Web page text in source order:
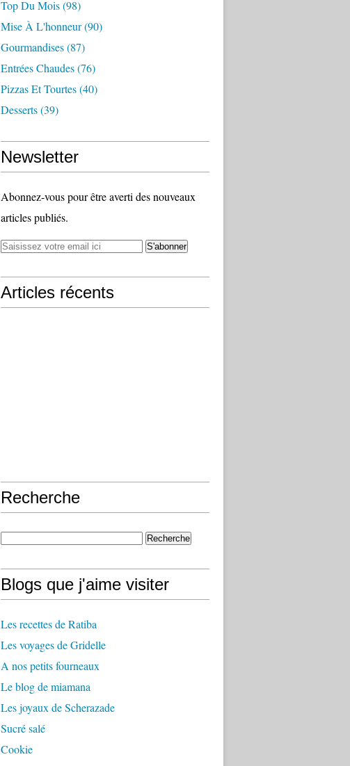
Top Du Mois(98)
Mise À L'honneur(90)
Gourmandises(87)
Entrées Chaudes(76)
Pizzas Et Tourtes(40)
Desserts(39)
Newsletter
Abonnez-vous pour être averti des nouveaux
articles publiés.
Articles récents
Recherche
Blogs que j'aime visiter
Les recettes de Ratiba
Les voyages de Gridelle
A nos petits fourneaux
Le blog de miamana
Les joyaux de Scherazade
Sucré salé
Cookie